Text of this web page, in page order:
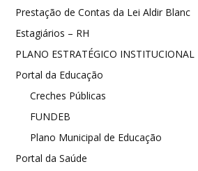
Prestação de Contas da Lei Aldir Blanc
Estagiários – RH
PLANO ESTRATÉGICO INSTITUCIONAL
Portal da Educação
Creches Públicas
FUNDEB
Plano Municipal de Educação
Portal da Saúde